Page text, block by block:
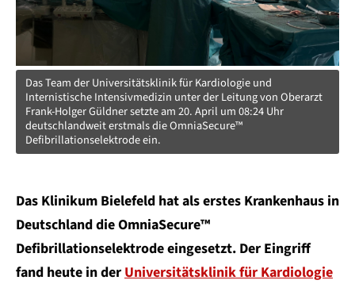
Das Team der Universitätsklinik für Kardiologie und
Internistische Intensivmedizin unter der Leitung von Oberarzt
Frank-Holger Güldner setzte am 20. April um 08:24 Uhr
deutschlandweit erstmals die OmniaSecure™
Defibrillationselektrode ein.
Das Klinikum Bielefeld hat als erstes Krankenhaus in
Deutschland die OmniaSecure™
Defibrillationselektrode eingesetzt. Der Eingriff
fand heute in derUniversitätsklinik für Kardiologie